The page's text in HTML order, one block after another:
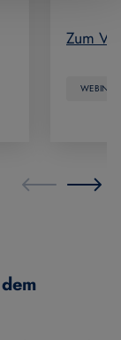
Zum
WEBINAR